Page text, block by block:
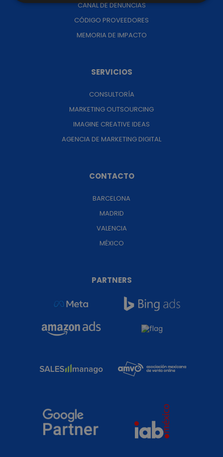
CANAL DE DENUNCIAS
CÓDIGO PROVEEDORES
MEMORIA DE IMPACTO
SERVICIOS
CONSULTORÍA
MARKETING OUTSOURCING
IMAGINE CREATIVE IDEAS
AGENCIA DE MARKETING DIGITAL
CONTACTO
BARCELONA
MADRID
VALENCIA
MÉXICO
PARTNERS